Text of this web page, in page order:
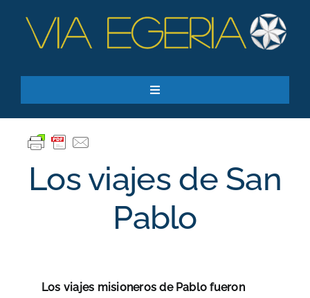
content
Toggle
Recursos
Quiero apoyar
SEARCH
Suscríbase a nuestro boletín
Los viajes de San
Pablo
Los viajes misioneros de Pablo fueron